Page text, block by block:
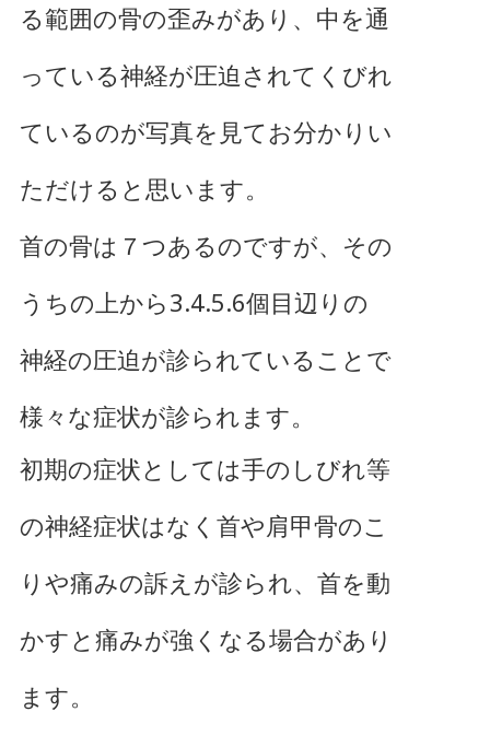
る範囲の骨の歪みがあり、中を通
っている神経が圧迫されてくびれ
ているのが写真を見てお分かりい
ただけると思います。
首の骨は７つあるのですが、その
うちの上から3.4.5.6個目辺りの
神経の圧迫が診られていることで
様々な症状が診られます。
初期の症状としては手のしびれ等
の神経症状はなく首や肩甲骨のこ
りや痛みの訴えが診られ、首を動
かすと痛みが強くなる場合があり
ます。